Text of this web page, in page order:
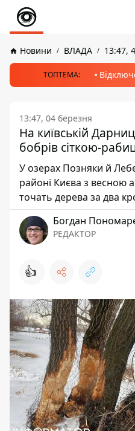
Новини ВЛАДА 13:47,
ТОПТЕМА:
13:47, 04 березня
На київській
бобрів сіткою-
У озерах Позняки й
районі Києва з весною
точать дерева за два
Богдан
РЕДАКТОР
👍